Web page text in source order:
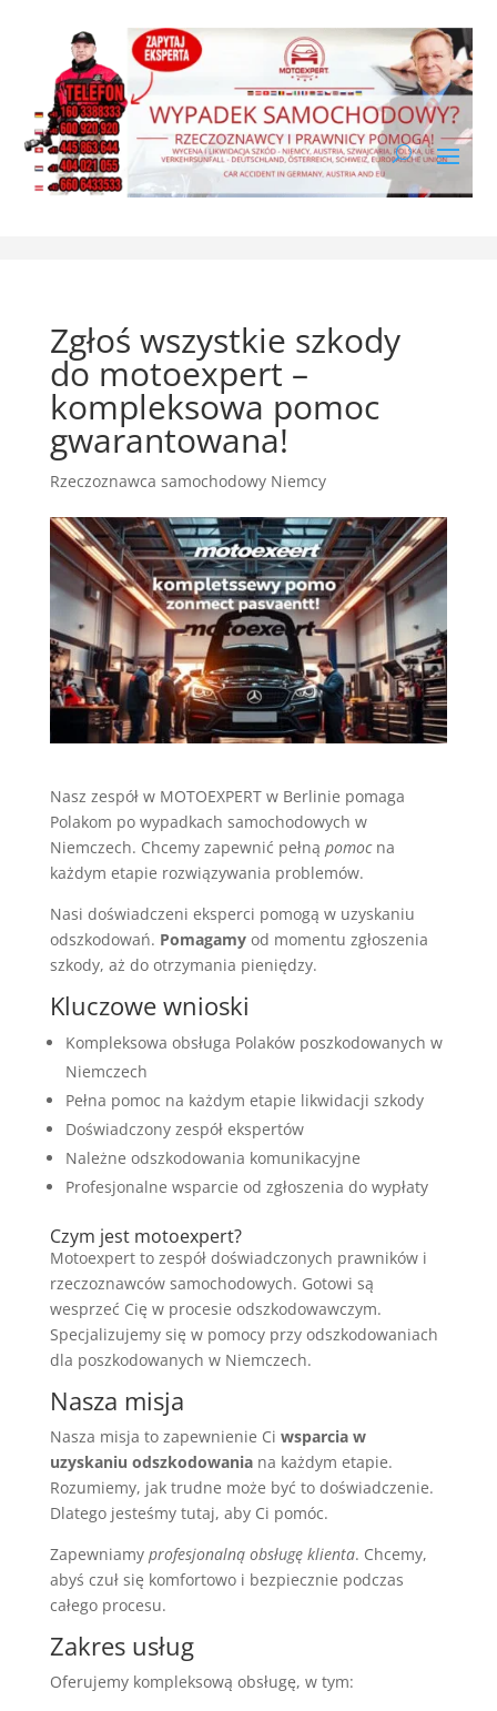
Zgłoś wszystkie szkody
do motoexpert –
kompleksowa pomoc
gwarantowana!
Rzeczoznawca samochodowy Niemcy
Nasz zespół w MOTOEXPERT w Berlinie pomaga
Polakom po wypadkach samochodowych w
Niemczech. Chcemy zapewnić pełną pomocna
każdym etapie rozwiązywania problemów.
Nasi doświadczeni eksperci pomogą w uzyskaniu
odszkodowań. Pomagamyod momentu zgłoszenia
szkody, aż do otrzymania pieniędzy.
Kluczowe wnioski
Kompleksowa obsługa Polaków poszkodowanych w
Niemczech
Pełna pomoc na każdym etapie likwidacji szkody
Doświadczony zespół ekspertów
Należne odszkodowania komunikacyjne
Profesjonalne wsparcie od zgłoszenia do wypłaty
Czym jest motoexpert?
Motoexpert to zespół doświadczonych prawników i
rzeczoznawców samochodowych. Gotowi są
wesprzeć Cię w procesie odszkodowawczym.
Specjalizujemy się w pomocy przy odszkodowaniach
dla poszkodowanych w Niemczech.
Nasza misja
Nasza misja to zapewnienie Ci wsparcia w
uzyskaniu odszkodowaniana każdym etapie.
Rozumiemy, jak trudne może być to doświadczenie.
Dlatego jesteśmy tutaj, aby Ci pomóc.
Zapewniamy profesjonalną obsługę klienta. Chcemy,
abyś czuł się komfortowo i bezpiecznie podczas
całego procesu.
Zakres usług
Oferujemy kompleksową obsługę, w tym: